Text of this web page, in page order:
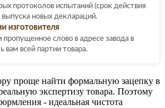
протоколов испытаний (срок действия
новых деклараций.
изготовителя
пропущенное слово в адресе завода в
вам всей партии товара.
проще найти формальную зацепку в
экспертизу товара. Поэтому
- идеальная чистота